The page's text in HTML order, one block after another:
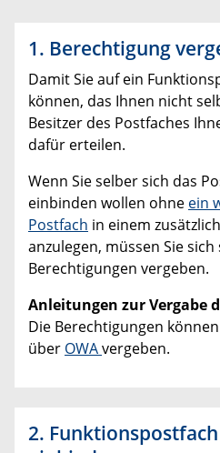
1. Berechtigung
Damit Sie auf ein
können, das Ihnen nicht
Besitzer des Postfaches
dafür erteilen.
Wenn Sie selber sich das
einbinden wollen ohne ein
Postfach in einem
anzulegen, müssen Sie
Berechtigungen vergeben.
Anleitungen zur Vergabe
Die Berechtigungen
über OWAvergeben.
2.